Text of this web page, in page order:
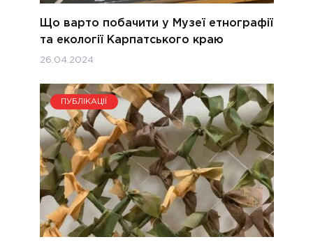
Що варто побачити у Музеї етнографії
та екології Карпатського краю
26.04.2024
ПУБЛІКАЦІЇ